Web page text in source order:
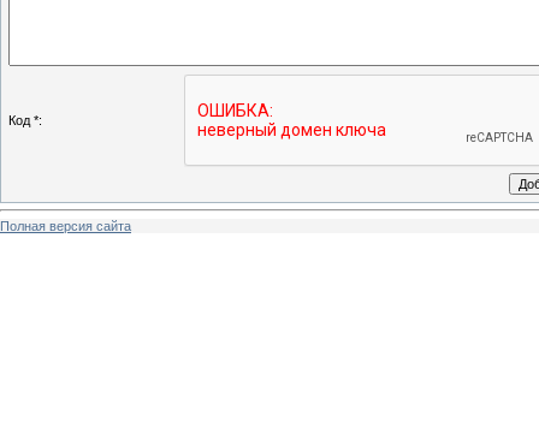
Код *:
Полная версия сайта